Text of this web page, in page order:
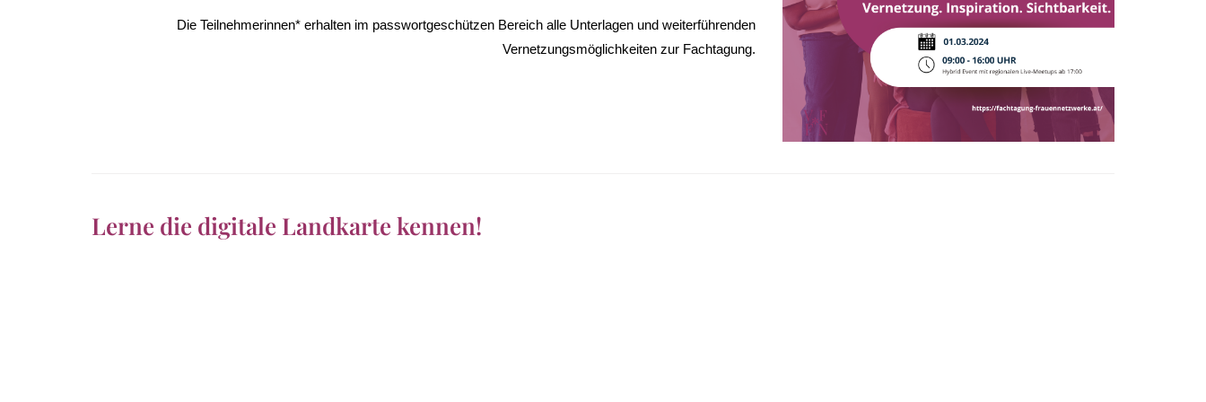
Die Teilnehmerinnen* erhalten im passwortgeschützen Bereich alle Unterlagen und weiterführenden
Vernetzungsmöglichkeiten zur Fachtagung.
Lerne die digitale Landkarte kennen!